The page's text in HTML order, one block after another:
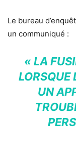
Le bureau
un communiqué :
« LA
LORSQUE
UN